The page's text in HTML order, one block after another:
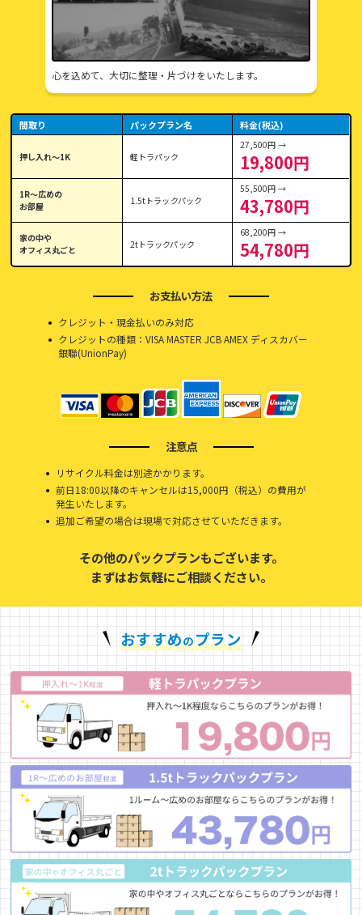
心を込めて、大切に整理・片づけをいたします。
間取り パックプラン名 料金(税込)
押し入れ〜1K 軽トラパック
27,500円 →
19,800円
1R〜広めの
お部屋
1.5tトラックパック
55,500円 →
43,780円
家の中や
オフィス丸ごと
2tトラックパック
68,200円 →
54,780円
お支払い方法
クレジット・現金払いのみ対応
クレジットの種類：VISA MASTER JCB AMEX ディスカバー
銀聯(UnionPay)
注意点
リサイクル料金は別途かかります。
前日18:00以降のキャンセルは15,000円（税込）の費用が
発生いたします。
追加ご希望の場合は現場で対応させていただきます。
その他のパックプランもございます。
まずはお気軽にご相談ください。
おすすめのプラン